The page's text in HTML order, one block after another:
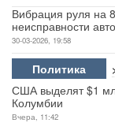
Вибрация руля на
неисправности
30-03-2026, 19:58
Политика
США выделят $1
Колумбии
Вчера, 11:42